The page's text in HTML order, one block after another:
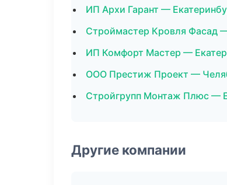
ИП Архи Гарант —
Строймастер Кровля Фасад
ИП Комфорт Мастер —
ООО Престиж Проект —
Стройгрупп Монтаж Плюс —
Другие компании